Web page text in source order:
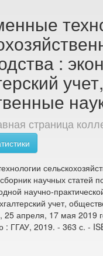
:
учет,
страница
научных статей
научно-
учет,
25 апреля, 17 мая 2019
: ГГАУ, 2019. - 363 с. -